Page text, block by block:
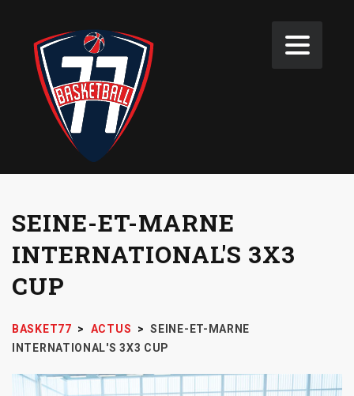
SEINE-ET-MARNE
INTERNATIONAL'S 3X3
CUP
BASKET77 > ACTUS > SEINE-ET-MARNE
INTERNATIONAL'S 3X3 CUP